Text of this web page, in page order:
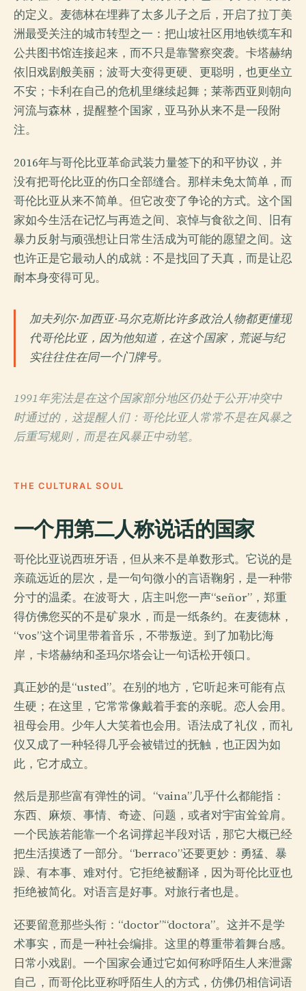
的定义。麦德林在埋葬了太多儿子之后，开启了拉丁美
洲最受关注的城市转型之一：把山坡社区用地铁缆车和
公共图书馆连接起来，而不只是靠警察突袭。卡塔赫纳
依旧戏剧般美丽；波哥大变得更硬、更聪明，也更坐立
不安；卡利在自己的危机里继续起舞；莱蒂西亚则朝向
河流与森林，提醒整个国家，亚马孙从来不是一段附
注。
2016年与哥伦比亚革命武装力量签下的和平协议，并
没有把哥伦比亚的伤口全部缝合。那样未免太简单，而
哥伦比亚从来不简单。但它改变了争论的方式。这个国
家如今生活在记忆与再造之间、哀悼与食欲之间、旧有
暴力反射与顽强想让日常生活成为可能的愿望之间。这
也许正是它最动人的成就：不是找回了天真，而是让忍
耐本身变得可见。
加夫列尔·加西亚·马尔克斯比许多政治人物都更懂现
代哥伦比亚，因为他知道，在这个国家，荒诞与纪
实往往住在同一个门牌号。
1991年宪法是在这个国家部分地区仍处于公开冲突中
时通过的，这提醒人们：哥伦比亚人常常不是在风暴之
后重写规则，而是在风暴正中动笔。
THE CULTURAL SOUL
一个用第二人称说话的国家
哥伦比亚说西班牙语，但从来不是单数形式。它说的是
亲疏远近的层次，是一句句微小的言语鞠躬，是一种带
分寸的温柔。在波哥大，店主叫您一声“señor”，郑重
得仿佛您买的不是矿泉水，而是一纸条约。在麦德林，
“vos”这个词里带着音乐，不带叛逆。到了加勒比海
岸，卡塔赫纳和圣玛尔塔会让一句话松开领口。
真正妙的是“usted”。在别的地方，它听起来可能有点
生硬；在这里，它常常像戴着手套的亲昵。恋人会用。
祖母会用。少年人大笑着也会用。语法成了礼仪，而礼
仪又成了一种轻得几乎会被错过的抚触，也正因为如
此，它才成立。
然后是那些富有弹性的词。“vaina”几乎什么都能指：
东西、麻烦、事情、奇迹、问题，或者对宇宙耸耸肩。
一个民族若能靠一个名词撑起半段对话，那它大概已经
把生活摸透了一部分。“berraco”还要更妙：勇猛、暴
躁、有本事、难对付。它拒绝被翻译，因为哥伦比亚也
拒绝被简化。对语言是好事。对旅行者也是。
还要留意那些头衔：“doctor”“doctora”。这并不是学
术事实，而是一种社会编排。这里的尊重带着舞台感。
日常小戏剧。一个国家会通过它如何称呼陌生人来泄露
自己，而哥伦比亚称呼陌生人的方式，仿佛仍相信词语